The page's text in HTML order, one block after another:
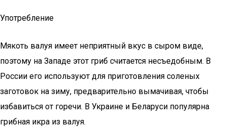
Употребление
Мякоть валуя имеет неприятный вкус в сыром виде,
поэтому на Западе этот гриб считается несъедобным. В
России его используют для приготовления соленых
заготовок на зиму, предварительно вымачивая, чтобы
избавиться от горечи. В Украине и Беларуси популярна
грибная икра из валуя.